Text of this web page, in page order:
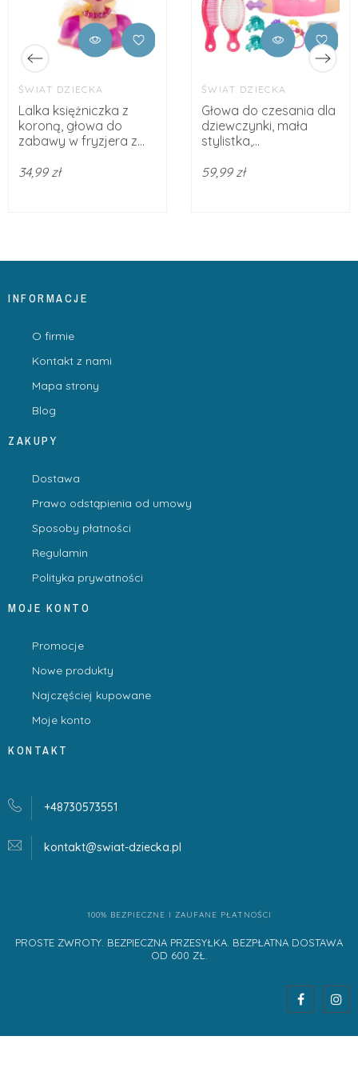
ŚWIAT DZIECKA
Lalka księżniczka z
koroną, głowa do
zabawy w fryzjera z...
34,99 zł
ŚWIAT DZIECKA
Głowa do czesania dla
dziewczynki, mała
stylistka,...
59,99 zł
INFORMACJE
O firmie
Kontakt z nami
Mapa strony
Blog
ZAKUPY
Dostawa
Prawo odstąpienia od umowy
Sposoby płatności
Regulamin
Polityka prywatności
MOJE KONTO
Promocje
Nowe produkty
Najczęściej kupowane
Moje konto
KONTAKT
+48730573551
kontakt@swiat-dziecka.pl
100% BEZPIECZNE I ZAUFANE PŁATNOŚCI
PROSTE ZWROTY. BEZPIECZNA PRZESYŁKA. BEZPŁATNA DOSTAWA
OD 600 ZŁ.